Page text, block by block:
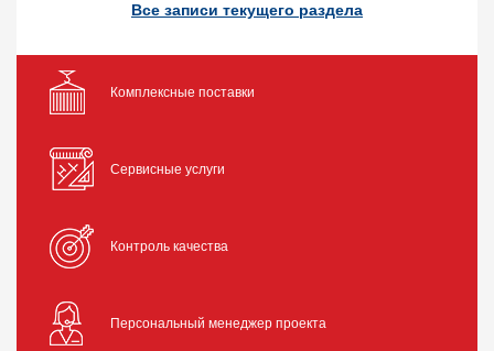
Все записи текущего раздела
Комплексные поставки
Сервисные услуги
Контроль качества
Персональный менеджер проекта